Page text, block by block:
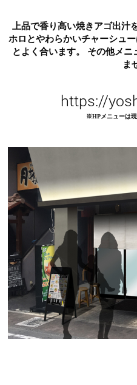
上品で香り高い焼きアゴ出汁
ホロとやわらかいチャーシュ
とよく合います。 その他メ
ま
https://
※HPメニューは現